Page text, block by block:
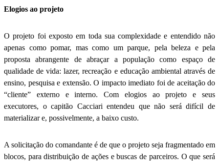
Elogios ao projeto
O projeto foi exposto em toda sua complexidade e entendido não
apenas como pomar, mas como um parque, pela beleza e pela
proposta abrangente de abraçar a população como espaço de
qualidade de vida: lazer, recreação e educação ambiental através de
ensino, pesquisa e extensão. O impacto imediato foi de aceitação do
“cliente” externo e interno. Com elogios ao projeto e seus
executores, o capitão Cacciari entendeu que não será difícil de
materializar e, possivelmente, a baixo custo.
A solicitação do comandante é de que o projeto seja fragmentado em
blocos, para distribuição de ações e buscas de parceiros. O que será